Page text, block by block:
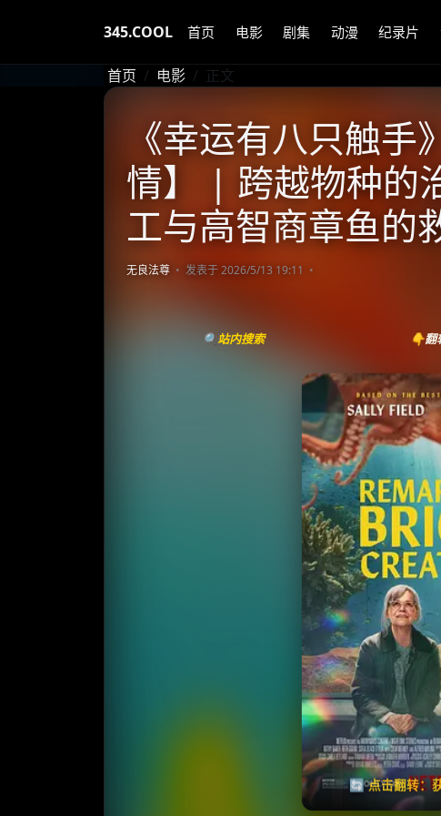
345.COOL 首页 电影 剧集 动漫 纪录片
首页 电影 正文
《幸运有八只触
情】 | 跨越物种的
工与高智商章鱼的
无良法尊 发表于 2026/5/13 19:11
🔍站内搜索 👇翻
🔄 点击翻转：
《尤为明亮的生物》
⭐
收藏
⭐️ 评分：
夸
百
🧧️
天天领红包